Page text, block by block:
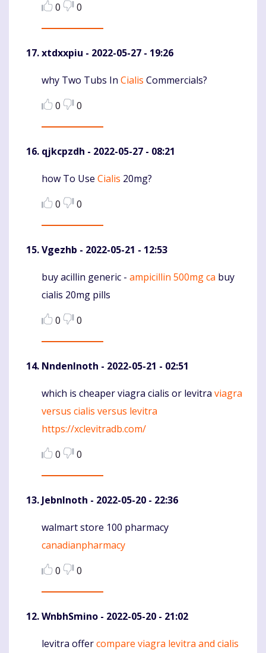
0
0
xtdxxpiu - 2022-05-27 - 19:26
Komentaras
why Two Tubs In Cialis Commercials?
0
0
qjkcpzdh - 2022-05-27 - 08:21
Komentaras
how To Use Cialis 20mg?
0
0
Vgezhb - 2022-05-21 - 12:53
Komentaras
buy acillin generic - ampicillin 500mg ca buy
cialis 20mg pills
0
0
NndenInoth - 2022-05-21 - 02:51
Komentaras
which is cheaper viagra cialis or levitra viagra
versus cialis versus levitra
https://xclevitradb.com/
0
0
JebnInoth - 2022-05-20 - 22:36
Komentaras
walmart store 100 pharmacy
canadianpharmacy
0
0
WnbhSmino - 2022-05-20 - 21:02
Komentaras
levitra offercompare viagra levitra and cialis